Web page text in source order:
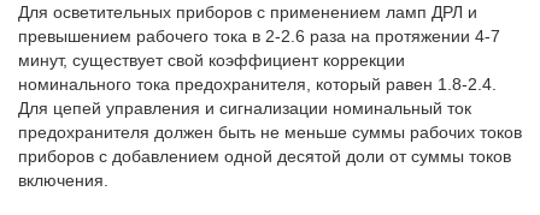
Для осветительных приборов с применением ламп ДРЛ и
превышением рабочего тока в 2-2.6 раза на протяжении 4-7
минут, существует свой коэффициент коррекции
номинального тока предохранителя, который равен 1.8-2.4.
Для цепей управления и сигнализации номинальный ток
предохранителя должен быть не меньше суммы рабочих токов
приборов с добавлением одной десятой доли от суммы токов
включения.